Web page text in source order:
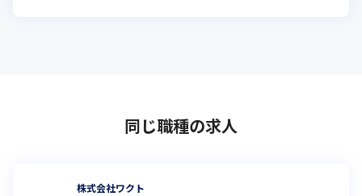
同じ職種の求人
株式会社ワクト